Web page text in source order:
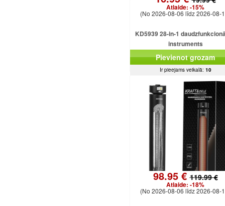
Atlaide: -15%
(No 2026-08-06 līdz 2026-08-
KD5939 28-in-1
instruments
Pievienot grozam
Ir pieejams veikalā: 10
98.95 €119.99 €
Atlaide: -18%
(No 2026-08-06 līdz 2026-08-